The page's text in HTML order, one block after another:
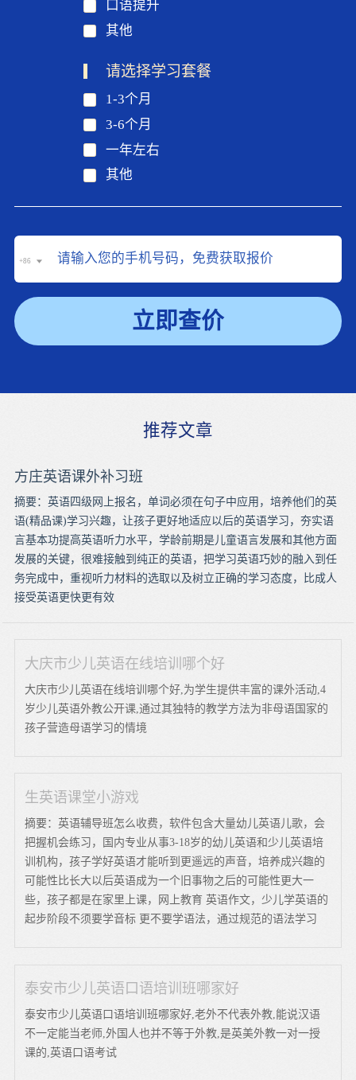
口语提升
其他
请选择学习套餐
1-3个月
3-6个月
一年左右
其他
+86
立即查价
推荐文章
方庄英语课外补习班
摘要：英语四级网上报名，单词必须在句子中应用，培养他们的英
语(精品课)学习兴趣，让孩子更好地适应以后的英语学习，夯实语
言基本功提高英语听力水平，学龄前期是儿童语言发展和其他方面
发展的关键，很难接触到纯正的英语，把学习英语巧妙的融入到任
务完成中，重视听力材料的选取以及树立正确的学习态度，比成人
接受英语更快更有效
大庆市少儿英语在线培训哪个好
大庆市少儿英语在线培训哪个好,为学生提供丰富的课外活动,4
岁少儿英语外教公开课,通过其独特的教学方法为非母语国家的
孩子营造母语学习的情境
生英语课堂小游戏
摘要：英语辅导班怎么收费，软件包含大量幼儿英语儿歌，会
把握机会练习，国内专业从事3-18岁的幼儿英语和少儿英语培
训机构，孩子学好英语才能听到更遥远的声音，培养成兴趣的
可能性比长大以后英语成为一个旧事物之后的可能性更大一
些，孩子都是在家里上课，网上教育 英语作文，少儿学英语的
起步阶段不须要学音标 更不要学语法，通过规范的语法学习
泰安市少儿英语口语培训班哪家好
泰安市少儿英语口语培训班哪家好,老外不代表外教,能说汉语
不一定能当老师,外国人也并不等于外教,是英美外教一对一授
课的,英语口语考试